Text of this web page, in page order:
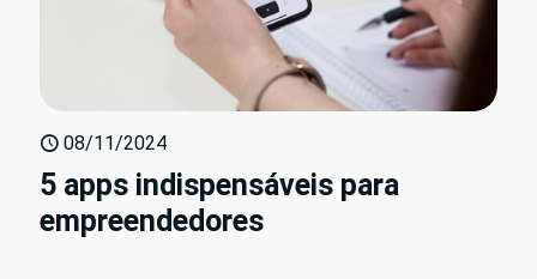
08/11/2024
5 apps indispensáveis para
empreendedores